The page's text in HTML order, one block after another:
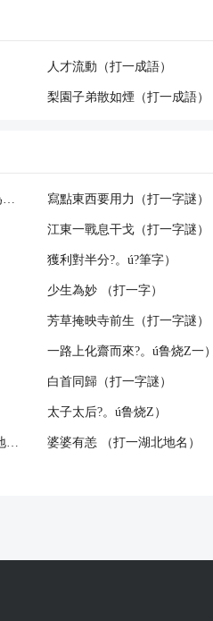
人才流動（打一成語）
梨園子弟散如煙（打一成語）
奉先早有取卓之心，三明不除非為人也（打一字謎） 寫點東西要用力（打一字謎）
江東一戰息干戈（打一字謎）
獲利對半分?。ú?筆字）
少生為妙 （打一字）
芳草掩映寺前生（打一字謎）
一路上化齋而來?。ú鲁烧Z一）
白首同歸（打一字謎）
太子太后?。ú鲁烧Z）
一月二日參加競賽 （打二字云南地名） 婆婆有恙 （打一湖北地名）